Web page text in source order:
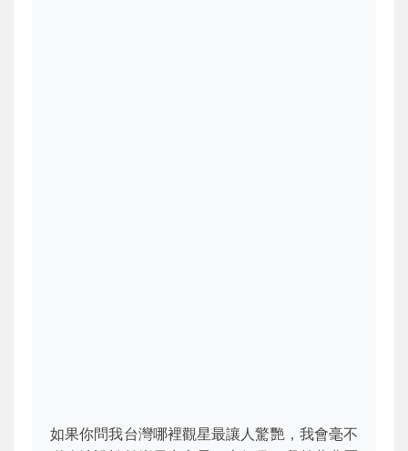
如果你問我台灣哪裡觀星最讓人驚艷，我會毫不